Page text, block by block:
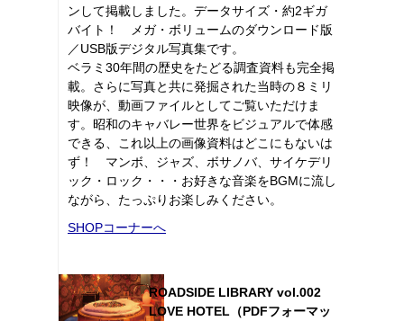
ンして掲載しました。データサイズ・約2ギガ
バイト！ メガ・ボリュームのダウンロード版
／USB版デジタル写真集です。
ベラミ30年間の歴史をたどる調査資料も完全掲
載。さらに写真と共に発掘された当時の８ミリ
映像が、動画ファイルとしてご覧いただけま
す。昭和のキャバレー世界をビジュアルで体感
できる、これ以上の画像資料はどこにもないは
ず！ マンボ、ジャズ、ボサノバ、サイケデリ
ック・ロック・・・お好きな音楽をBGMに流し
ながら、たっぷりお楽しみください。
SHOPコーナーへ
ROADSIDE LIBRARY vol.002
LOVE HOTEL（PDFフォーマッ